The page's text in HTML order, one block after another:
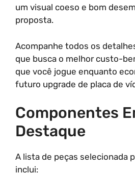
um visual coeso e bom
proposta.
Acompanhe todos os
que busca o melhor custo-
que você jogue enquanto
futuro upgrade de placa de
Componentes
Destaque
A lista de peças selecionada
inclui: